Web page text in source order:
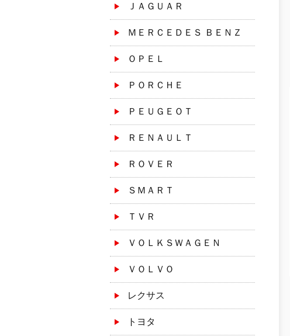
ＪＡＧＵＡＲ
ＭＥＲＣＥＤＥＳ ＢＥＮＺ
ＯＰＥＬ
ＰＯＲＣＨＥ
ＰＥＵＧＥＯＴ
ＲＥＮＡＵＬＴ
ＲＯＶＥＲ
ＳＭＡＲＴ
ＴＶＲ
ＶＯＬＫＳＷＡＧＥＮ
ＶＯＬＶＯ
レクサス
トヨタ